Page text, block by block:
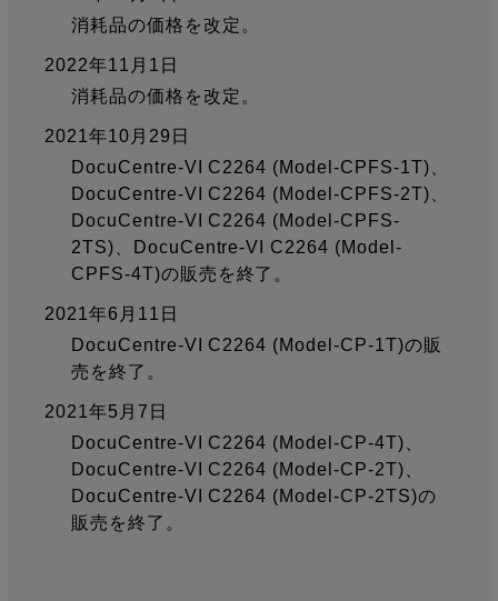
消耗品の価格を改定。
2022年11月1日
消耗品の価格を改定。
2021年10月29日
DocuCentre-VI C2264 (Model-CPFS-1T)、
DocuCentre-VI C2264 (Model-CPFS-2T)、
DocuCentre-VI C2264 (Model-CPFS-
2TS)、DocuCentre-VI C2264 (Model-
CPFS-4T)の販売を終了。
2021年6月11日
DocuCentre-VI C2264 (Model-CP-1T)の販
売を終了。
2021年5月7日
DocuCentre-VI C2264 (Model-CP-4T)、
DocuCentre-VI C2264 (Model-CP-2T)、
DocuCentre-VI C2264 (Model-CP-2TS)の
販売を終了。